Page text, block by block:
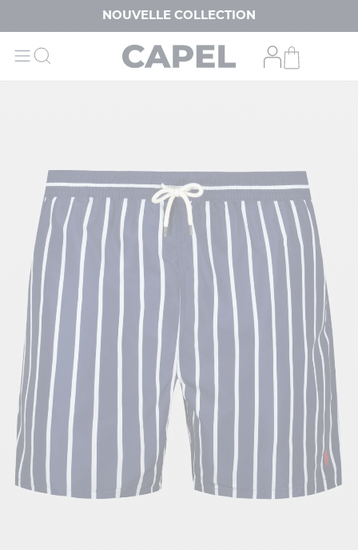
NOUVELLE COLLECTION